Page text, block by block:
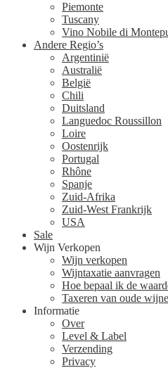
Piemonte
Tuscany
Vino Nobile di
Andere Regio’s
Argentinië
Australië
België
Chili
Duitsland
Languedoc Roussillon
Loire
Oostenrijk
Portugal
Rhône
Spanje
Zuid-Afrika
Zuid-West Frankrijk
USA
Sale
Wijn Verkopen
Wijn verkopen
Wijntaxatie aanvragen
Hoe bepaal ik de
Taxeren van oude
Informatie
Over
Level & Label
Verzending
Privacy